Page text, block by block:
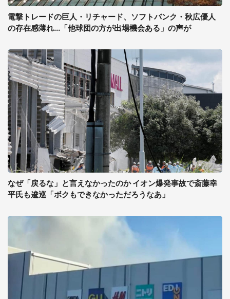
電撃トレードの巨人・リチャード、ソフトバンク・秋広優人
の存在感薄れ...「他球団の方が出場機会ある」の声が
なぜ「戻るな」と言えなかったのか イオン爆発事故で斎藤幸
平氏も逡巡「ボクもできなかっただろうなあ」